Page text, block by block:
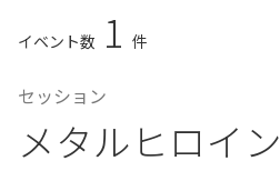
イベント数 1 件
セッション
メタルヒロイン